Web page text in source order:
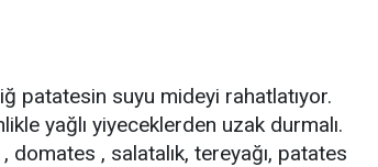
patatesin suyu mideyi rahatlatıyor.
yağlı yiyeceklerden uzak durmalı.
domates , salatalık, tereyağı, patates